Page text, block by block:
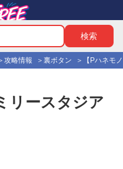
攻略情報 裏ボタン 【Pハネモ
リースタジア